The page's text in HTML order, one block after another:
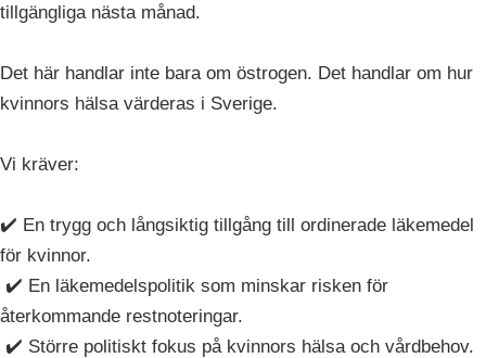
tillgängliga nästa månad.
Det här handlar inte bara om östrogen. Det handlar om hur
kvinnors hälsa värderas i Sverige.
Vi kräver:
✔️ En trygg och långsiktig tillgång till ordinerade läkemedel
för kvinnor.
✔️ En läkemedelspolitik som minskar risken för
återkommande restnoteringar.
✔️ Större politiskt fokus på kvinnors hälsa och vårdbehov.